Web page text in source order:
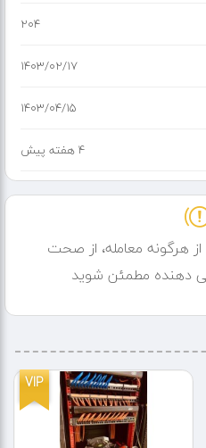
میشوند .
ما در ارتباط باشید
204
۱۴۰۳/۰۲/۱۷
۱۴۰۳/۰۴/۱۵
4 هفته پیش
هرگونه معامله، از صحت
دهنده مطمئن شوید
VIP